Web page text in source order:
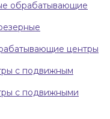
обрабатывающие
центры
с подвижным
с подвижными